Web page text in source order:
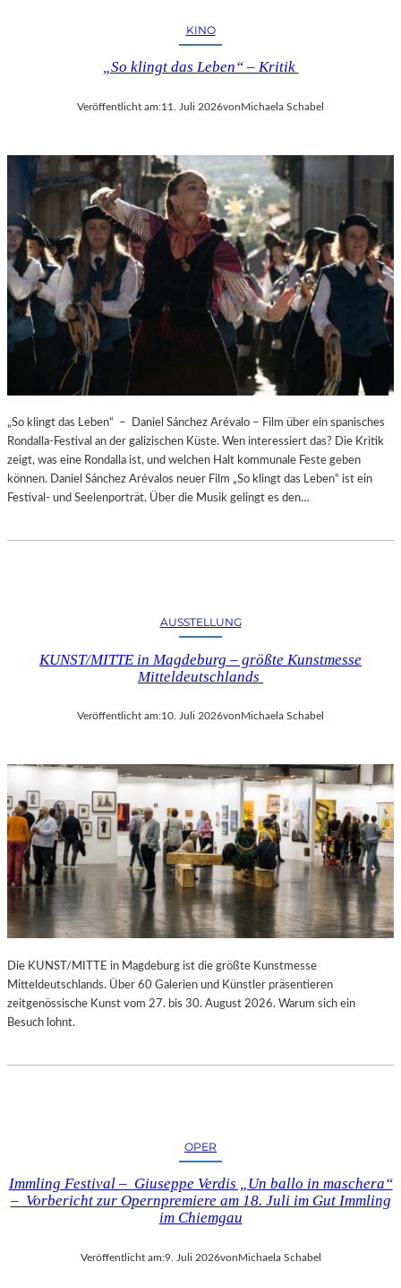
KINO
„So klingt das Leben“ – Kritik
Veröffentlicht am:11. Juli 2026vonMichaela Schabel
„So klingt das Leben“ – Daniel Sánchez Arévalo – Film über ein spanisches
Rondalla-Festival an der galizischen Küste. Wen interessiert das? Die Kritik
zeigt, was eine Rondalla ist, und welchen Halt kommunale Feste geben
können. Daniel Sánchez Arévalos neuer Film „So klingt das Leben“ ist ein
Festival- und Seelenporträt. Über die Musik gelingt es den…
AUSSTELLUNG
KUNST/MITTE in Magdeburg – größte Kunstmesse
Mitteldeutschlands
Veröffentlicht am:10. Juli 2026vonMichaela Schabel
Die KUNST/MITTE in Magdeburg ist die größte Kunstmesse
Mitteldeutschlands. Über 60 Galerien und Künstler präsentieren
zeitgenössische Kunst vom 27. bis 30. August 2026. Warum sich ein
Besuch lohnt.
OPER
Immling Festival – Giuseppe Verdis „Un ballo in maschera“
– Vorbericht zur Opernpremiere am 18. Juli im Gut Immling
im Chiemgau
Veröffentlicht am:9. Juli 2026vonMichaela Schabel